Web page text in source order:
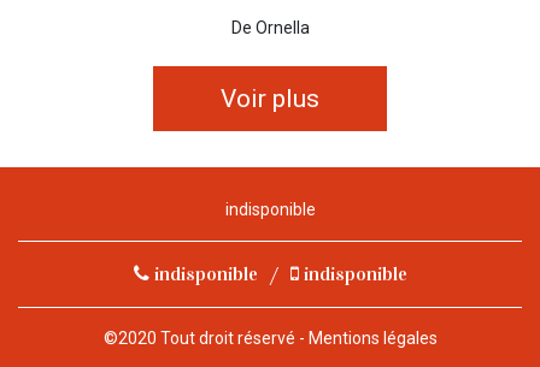
De Ornella
Voir plus
indisponible
indisponible / indisponible
©2020 Tout droit réservé - Mentions légales